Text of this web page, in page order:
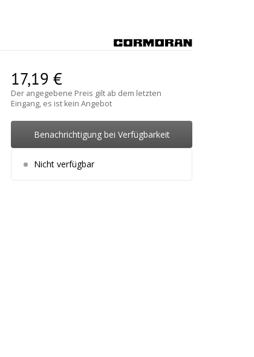
17,19 €
Der angegebene Preis gilt ab dem letzten
Eingang, es ist kein Angebot
Benachrichtigung bei Verfügbarkeit
Nicht verfügbar